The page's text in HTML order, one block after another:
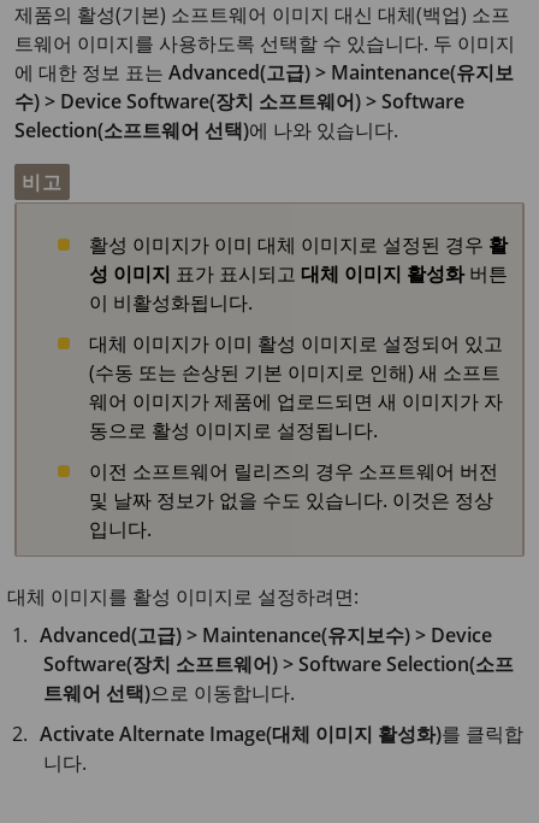
제품의 활성(기본) 소프트웨어 이미지 대신 대체(백업) 소프
트웨어 이미지를 사용하도록 선택할 수 있습니다. 두 이미지
에 대한 정보 표는 Advanced(고급) > Maintenance(유지보
수) > Device Software(장치 소프트웨어) > Software
Selection(소프트웨어 선택)에 나와 있습니다.
비고
활성 이미지가 이미 대체 이미지로 설정된 경우 활
성 이미지 표가 표시되고 대체 이미지 활성화버튼
이 비활성화됩니다.
대체 이미지가 이미 활성 이미지로 설정되어 있고
(수동 또는 손상된 기본 이미지로 인해) 새 소프트
웨어 이미지가 제품에 업로드되면 새 이미지가 자
동으로 활성 이미지로 설정됩니다.
이전 소프트웨어 릴리즈의 경우 소프트웨어 버전
및 날짜 정보가 없을 수도 있습니다. 이것은 정상
입니다.
대체 이미지를 활성 이미지로 설정하려면:
Advanced(고급) > Maintenance(유지보수) > Device
Software(장치 소프트웨어) > Software Selection(소프
트웨어 선택)으로 이동합니다.
Activate Alternate Image(대체 이미지 활성화)를 클릭합
니다.